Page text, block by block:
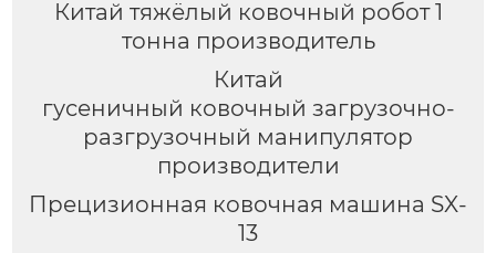
Китай тяжёлый ковочный робот 1
тонна производитель
Китай
гусеничный ковочный загрузочно-
разгрузочный манипулятор
производители
Прецизионная ковочная машина SX-
13